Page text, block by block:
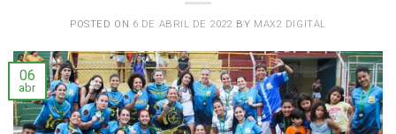
POSTED ON 6 DE ABRIL DE 2022 BY MAX2 DIGITAL
06
abr